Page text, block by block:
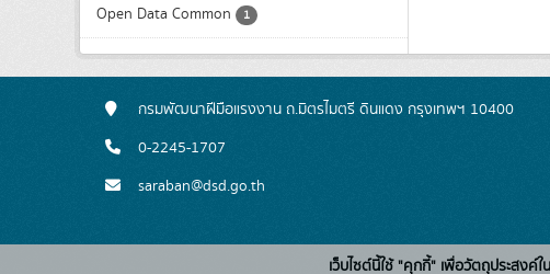
Open Data Common 1
กรมพัฒนาฝีมือแรงงาน ถ.มิตรไมตรี ดินแดง กรุงเทพฯ 10400
0-2245-1707
saraban@dsd.go.th
เว็บไซต์นี้ใช้ "คุกกี้" เพื่อวัตถุประสง